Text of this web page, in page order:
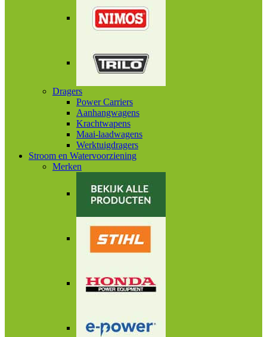
Dragers
Power Carriers
Aanhangwagens
Krachtwapens
Maai-laadwagens
Werktuigdragers
Stroom en Watervoorziening
Merken